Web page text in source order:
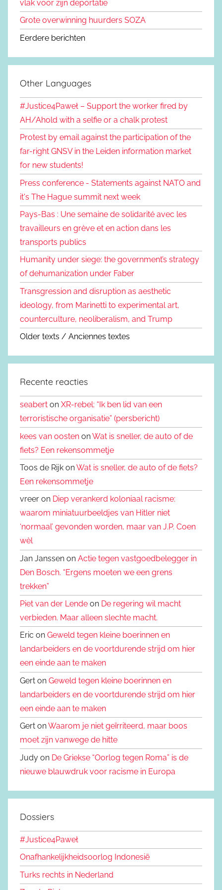
vlak voor zijn deportatie
Grote overwinning huurders SOZA
Eerdere berichten
Other Languages
#Justice4Paweł – Support the worker fired by
AH/Ahold with a selfie or a chalk protest
Protest by email against the participation of the
far-right GNSV in the Leiden information market
for new students!
Press conference - Statements against NATO and
it's The Hague summit next week
Pays-Bas : Une semaine de solidarité avec les
travailleurs en grève et en action dans les
transports publics
Humanity under siege: the government’s strategy
of dehumanization under Faber
Transgression and disruption as aesthetic
ideology, from Marinetti to experimental art,
counterculture, neoliberalism, and Trump
Older texts / Anciennes textes
Recente reacties
seabert on XR-rebel: “Ik ben lid van een
terroristische organisatie” (persbericht)
kees van oosten onWat is sneller, de auto of de
fiets? Een rekensommetje
Toos de Rijk onWat is sneller, de auto of de fiets?
Een rekensommetje
vreer on Diep verankerd koloniaal racisme:
waarom miniatuurbeeldjes van Hitler niet
‘normaal’ gevonden worden, maar van J.P. Coen
wèl
Jan Janssen on Actie tegen vastgoedbelegger in
Den Bosch. “Ergens moeten we een grens
trekken”
Piet van der Lende on De regering wil macht
verbieden. Maar alleen slechte macht.
Eric on Geweld tegen kleine boerinnen en
landarbeiders en de voortdurende strijd om hier
een einde aan te maken
Gert on Geweld tegen kleine boerinnen en
landarbeiders en de voortdurende strijd om hier
een einde aan te maken
Gert onWaarom je niet geïrriteerd, maar boos
moet zijn vanwege de hitte
Judy on De Griekse “Oorlog tegen Roma” is de
nieuwe blauwdruk voor racisme in Europa
Dossiers
#Justice4Paweł
Onafhankelijkheidsoorlog Indonesië
Turks rechts in Nederland